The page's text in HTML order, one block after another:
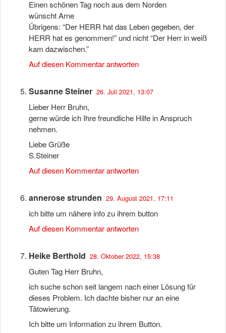
Einen schönen Tag noch aus dem Norden
wünscht Arne
Übrigens: “Der HERR hat das Leben gegeben, der
HERR hat es genommen!” und nicht “Der Herr in weiß
kam dazwischen.”
Auf diesen Kommentar antworten
Susanne Steiner 26. Juli 2021, 13:07
Lieber Herr Bruhn,
gerne würde ich Ihre freundliche Hilfe in Anspruch
nehmen.
Liebe Grüße
S.Steiner
Auf diesen Kommentar antworten
annerose strunden 29. August 2021, 17:11
ich bitte um nähere info zu ihrem button
Auf diesen Kommentar antworten
Heike Berthold 28. Oktober 2022, 15:38
Guten Tag Herr Bruhn,
ich suche schon seit langem nach einer Lösung für
dieses Problem. Ich dachte bisher nur an eine
Tätowierung.
Ich bitte um Information zu ihrem Button.